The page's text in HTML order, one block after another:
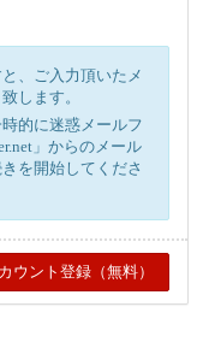
、ご入力頂いたメ
します。
的に迷惑メールフ
」からのメール
を開始してくださ